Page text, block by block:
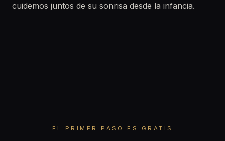
cuidemos juntos de su sonrisa desde la infancia.
EL PRIMER PASO ES GRATIS